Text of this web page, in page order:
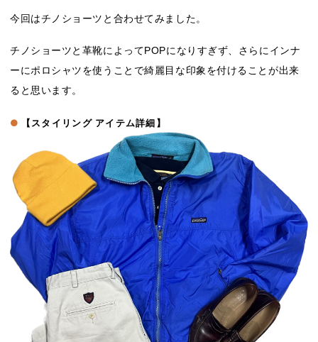
今回はチノショーツと合わせてみました。
チノショーツと革靴によってPOPになりすぎず、さらにインナ
ーにポロシャツを使うことで綺麗目な印象を付けることが出来
ると思います。
【 スタイリング アイテム詳細】